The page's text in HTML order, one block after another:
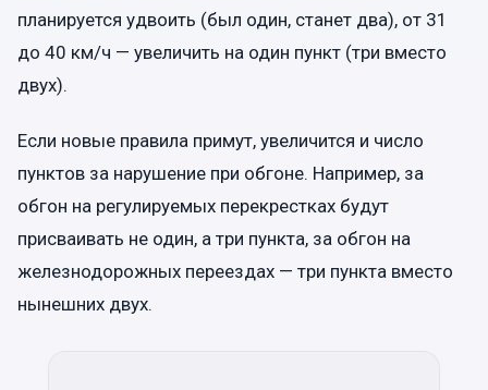
планируется удвоить (был один, станет два), от 31
до 40 км/ч — увеличить на один пункт (три вместо
двух).
Если новые правила примут, увеличится и число
пунктов за нарушение при обгоне. Например, за
обгон на регулируемых перекрестках будут
присваивать не один, а три пункта, за обгон на
железнодорожных переездах — три пункта вместо
нынешних двух.